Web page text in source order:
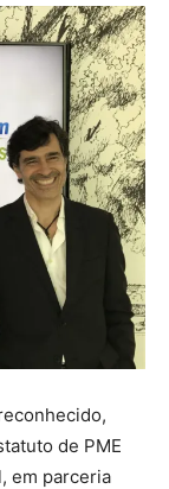
de PME
em parceria